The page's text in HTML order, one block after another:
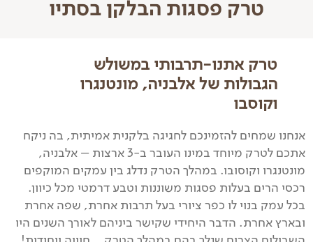
טרק פסגות הבלקן בסתיו
טרק אתנו-תרבותי במשולש
הגבולות של אלבניה, מונטנגרו
וקוסבו
אנחנו שמחים להזמינכם לחגיגה בלקנית אמיתית, בה ניקח
אתכם לטרק מיוחד במינו העובר ב-3 ארצות – אלבניה,
מונטנגרו וקוסובו. במהלך הטרק נדלג בין עמקים המוקפים
רכסי הרים בעלות פסגות משוננות וטבע דרמטי מכל כיוון.
בכל עמק בנוי לו כפר ציורי בעל תרבות אחרת, שפה אחרת
ובארץ אחרת. הדבר היחידי שקישר ביניהם לאורך השנים היו